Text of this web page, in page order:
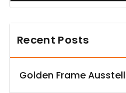
Recent Posts
Golden Frame